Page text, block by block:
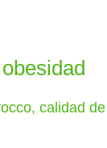
,calidad